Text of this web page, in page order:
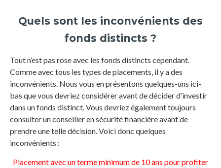
Quels sont les inconvénients des
fonds distincts ?
Tout n’est pas rose avec les fonds distincts cependant.
Comme avec tous les types de placements, il y a des
inconvénients. Nous vous en présentons quelques-uns ici-
bas que vous devriez considérer avant de décider d’investir
dans un fonds distinct. Vous devriez également toujours
consulter un conseiller en sécurité financière avant de
prendre une telle décision. Voici donc quelques
inconvénients :
Placement avec un terme minimum de 10 ans pour profiter